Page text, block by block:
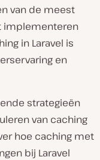
van de meest
implementeren
in Laravel is
en
strategieën
van caching
hoe caching met
bij Laravel